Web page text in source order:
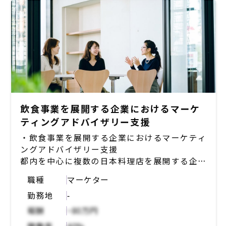
飲食事業を展開する企業におけるマーケ
ティングアドバイザリー支援
・飲食事業を展開する企業におけるマーケティ
ングアドバイザリー支援
都内を中心に複数の日本料理店を展開する企業
にて、店舗の集客向上のための課題整理や施策
の壁打ちを担う。
【想定業務内容】
・週1-2回程度の企業側マーケ担当者との壁打
職種
マーケター
勤務地
-
報酬
~80万円